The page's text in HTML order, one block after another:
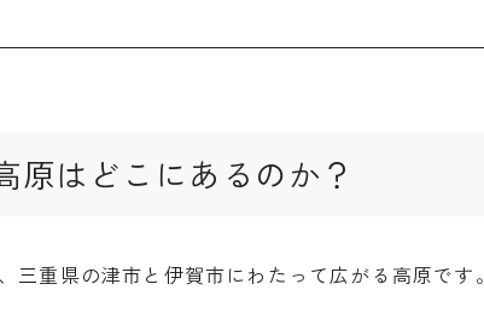
原はどこにあるのか？
三重県の津市と伊賀市にわたって広がる高原です。